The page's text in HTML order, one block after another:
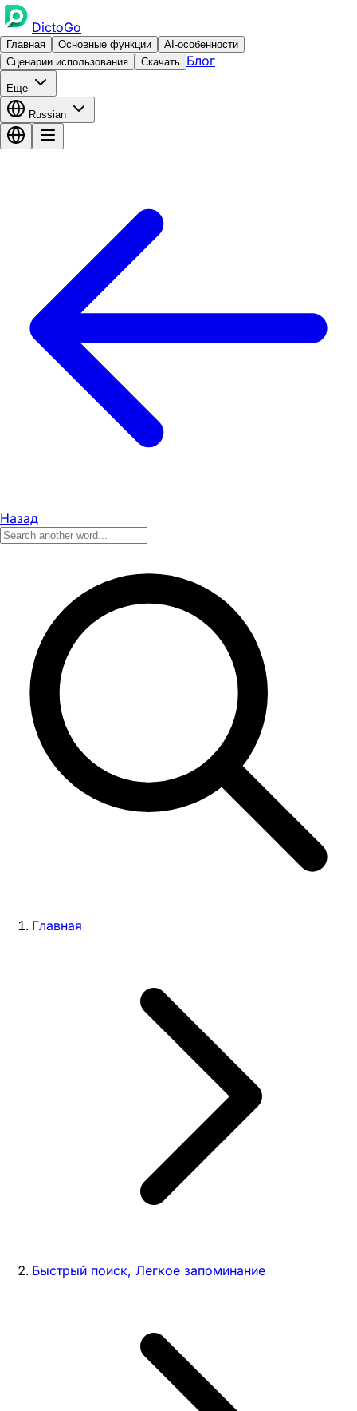
DictoGo
Главная Основные функции
AI-особенности
Сценарии использования
Скачать Блог
Еще
Russian
Назад
Главная
Быстрый поиск, Легкое запоминание